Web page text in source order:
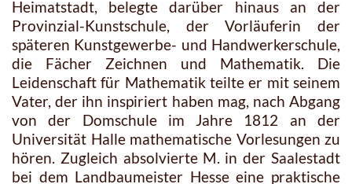
Heimatstadt, belegte darüber hinaus an der
Provinzial-Kunstschule, der Vorläuferin der
späteren Kunstgewerbe- und Handwerkerschule,
die Fächer Zeichnen und Mathematik. Die
Leidenschaft für Mathematik teilte er mit seinem
Vater, der ihn inspiriert haben mag, nach Abgang
von der Domschule im Jahre 1812 an der
Universität Halle mathematische Vorlesungen zu
hören. Zugleich absolvierte M. in der Saalestadt
bei dem Landbaumeister Hesse eine praktische